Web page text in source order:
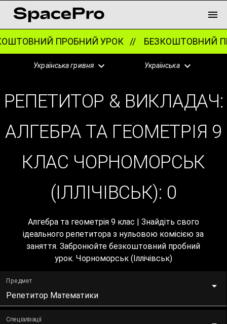
ПРОБНИЙ УРОК //БЕЗКОШТОВНИЙ
Українська гривня Українська
РЕПЕТИТОР & ВИКЛАДАЧ:
АЛГЕБРА ТА ГЕОМЕТРІЯ 9
КЛАС ЧОРНОМОРСЬК
(ІЛЛІЧІВСЬК): 0
Алгебра та геометрія 9 клас | Знайдіть свого
ідеального репетитора з нульовою комісією за
заняття. Забронюйте безкоштовний пробний
урок. Чорноморськ (Іллічівськ)
Предмет
Репетитор Математики
Спеціалізації